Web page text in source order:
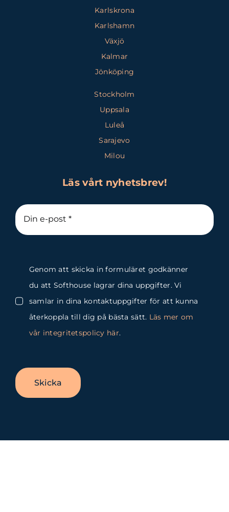
Karlskrona
Karlshamn
Växjö
Kalmar
Jönköping
Stockholm
Uppsala
Luleå
Sarajevo
Milou
Läs vårt nyhetsbrev!
Genom att skicka in formuläret godkänner
du att Softhouse lagrar dina uppgifter. Vi
samlar in dina kontaktuppgifter för att kunna
återkoppla till dig på bästa sätt. Läs mer om
vår integritetspolicy här.
Skicka